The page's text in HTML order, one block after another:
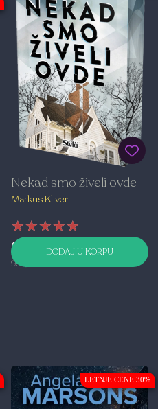
Nekad smo živeli ovde
Markus Kliver
★★★★★
★★★★★
★★★★★
699,00 RSD
999,00 RSD
DODAJ U KORPU
LETNJE CENE 30%